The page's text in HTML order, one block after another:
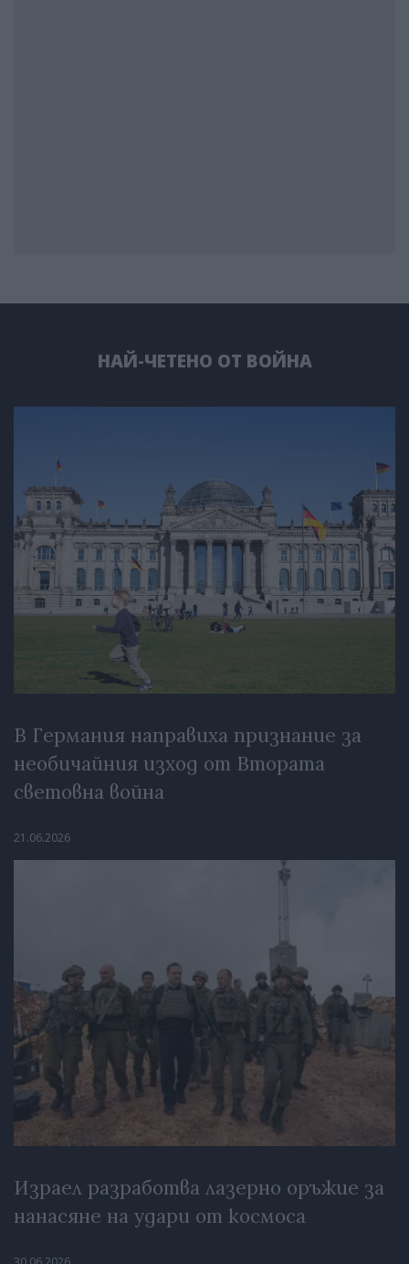
НАЙ-ЧЕТЕНО ОТ ВОЙНА
В Германия направиха признание за
необичайния изход от Втората
световна война
21.06.2026
Израел разработва лазерно оръжие за
нанасяне на удари от космоса